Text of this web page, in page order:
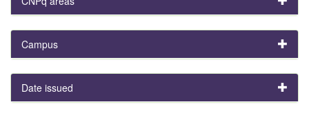
Campus
Date issued